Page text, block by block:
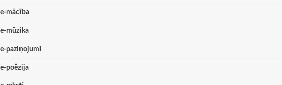
e-mācība
e-mūzika
e-paziņojumi
e-poēzija